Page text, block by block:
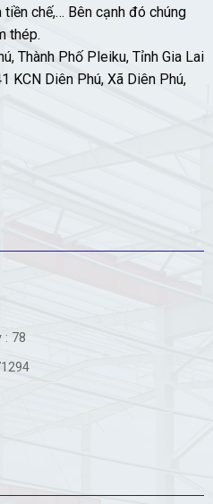
chế,… Bên cạnh đó chúng
thép.
Thành Phố Pleiku, Tỉnh Gia Lai
KCN Diên Phú, Xã Diên Phú,
: 78